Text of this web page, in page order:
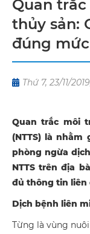
Quan
thủy sản:
đúng mức
Thứ 7, 23/11/
Quan trắc môi
(NTTS) là
phòng ngừa
NTTS trên địa
đủ thông tin liên
Dịch bệnh liên
Từng là vùng